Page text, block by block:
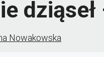
Nowakowska